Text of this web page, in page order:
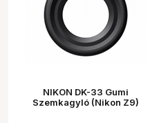
NIKON DK-33 Gumi
Szemkagyló (Nikon Z9)